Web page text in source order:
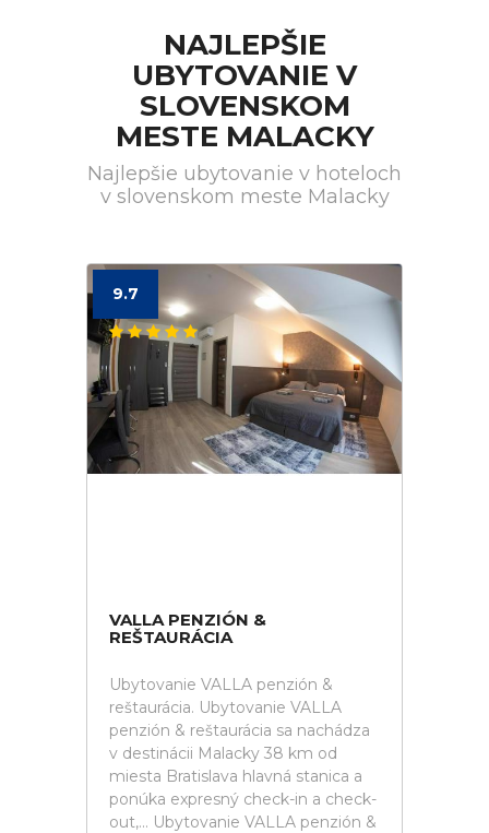
NAJLEPŠIE
UBYTOVANIE V
SLOVENSKOM
MESTE MALACKY
Najlepšie ubytovanie v hoteloch
v slovenskom meste Malacky
9.7
VALLA PENZIÓN &
REŠTAURÁCIA
Ubytovanie VALLA penzión &
reštaurácia. Ubytovanie VALLA
penzión & reštaurácia sa nachádza
v destinácii Malacky 38 km od
miesta Bratislava hlavná stanica a
ponúka expresný check-in a check-
out,... Ubytovanie VALLA penzión &